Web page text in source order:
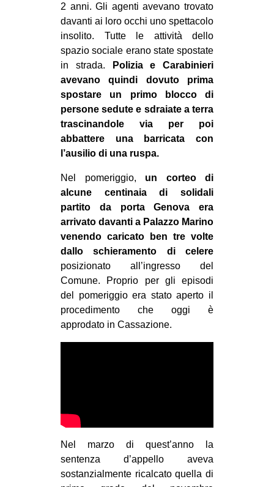
Fb
bsky
ms
SEARCH
2 anni. Gli agenti avevano trovato
davanti ai loro occhi uno spettacolo
insolito. Tutte le attività dello
spazio sociale erano state spostate
in strada.
Polizia e Carabinieri
avevano quindi dovuto prima
spostare un primo blocco di
persone sedute e sdraiate a terra
trascinandole via per poi
abbattere una barricata con
l’ausilio di una ruspa.
Nel pomeriggio, un corteo di
alcune centinaia di solidali
partito da porta Genova era
arrivato davanti a Palazzo Marino
venendo caricato ben tre volte
dallo schieramento di celere
posizionato all’ingresso del
Comune. Proprio per gli episodi
del pomeriggio era stato aperto il
procedimento che oggi è
approdato in Cassazione.
Nel marzo di quest’anno la
sentenza d’appello aveva
sostanzialmente ricalcato quella di